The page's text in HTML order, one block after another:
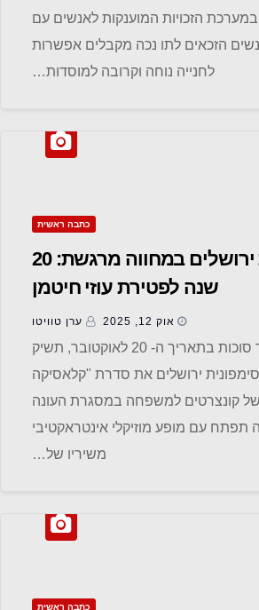
הזכויות המוענקות לאנשים עם
הזכאים לתו נכה מקבלים אפשרות
לחנייה נוחה וקרובה למוסדות…
כתבה ראשית
הסימפונית ירושלים במחווה מרגשת: 20
שנה לפטירת עוזי חיטמן
אוק 12, 2025 ערן טוויטו
שבוע לאחר סוכות בתאריך ה- 20 לאוקטובר, תשיק
ירושלים את סדרת "קלאסיקה
קונצרטים למשפחה במסגרת העונה
תפתח עם מופע מוזיקלי אינטראקטיבי
משיריו של…
כתבה ראשית